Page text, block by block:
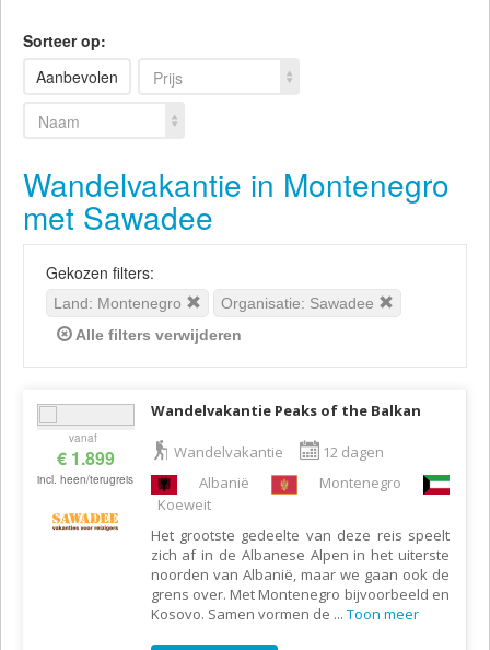
Sorteer op:
Aanbevolen
Prijs
Naam
Wandelvakantie in Montenegro
met Sawadee
Gekozen filters:
Land: Montenegro
Organisatie: Sawadee
Alle filters verwijderen
vanaf
€ 1.899
incl. heen/terugreis
Wandelvakantie Peaks of the Balkan
Wandelvakantie
12 dagen
Albanië
Montenegro
Koeweit
Het grootste gedeelte van deze reis speelt
zich af in de Albanese Alpen in het uiterste
noorden van Albanië, maar we gaan ook de
grens over. Met Montenegro bijvoorbeeld en
Kosovo. Samen vormen de ... Toon meer